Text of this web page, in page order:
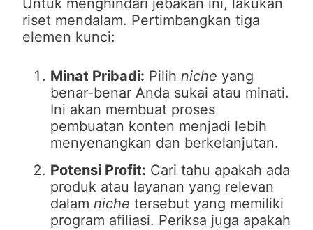
Untuk menghindari jebakan ini, lakukan
riset mendalam. Pertimbangkan tiga
elemen kunci:
Minat Pribadi: Pilih niche yang
benar-benar Anda sukai atau minati.
Ini akan membuat proses
pembuatan konten menjadi lebih
menyenangkan dan berkelanjutan.
Potensi Profit: Cari tahu apakah ada
produk atau layanan yang relevan
dalam niche tersebut yang memiliki
program afiliasi. Periksa juga apakah